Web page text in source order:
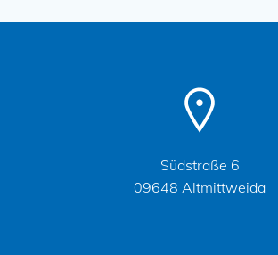
Südstraße 6
09648 Altmittweida